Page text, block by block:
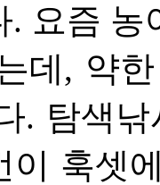
. 요즘
데, 약
. 탐색
이 훅셋